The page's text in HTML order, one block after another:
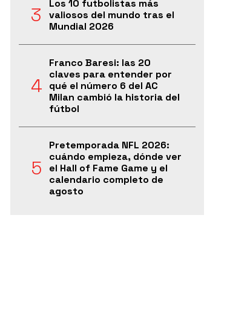
Los 10 futbolistas más
valiosos del mundo tras el
Mundial 2026
Franco Baresi: las 20
claves para entender por
qué el número 6 del AC
Milan cambió la historia del
fútbol
Pretemporada NFL 2026:
cuándo empieza, dónde ver
el Hall of Fame Game y el
calendario completo de
agosto